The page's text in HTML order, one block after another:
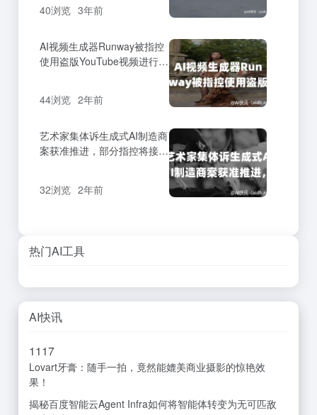
40浏览 3年前
AI视频生成器Runway被指控
使用盗版YouTube视频进行模
44浏览 2年前
艺术家集体诉生成式AI制造商
案获准推进，部分指控将接受
32浏览 2年前
热门AI工具
AI快讯
1117
Lovart牙膏：随手一拍，竟然能媲美商业摄影的惊艳效
果！
揭秘百度智能云Agent Infra如何将智能体转变为无可匹敌